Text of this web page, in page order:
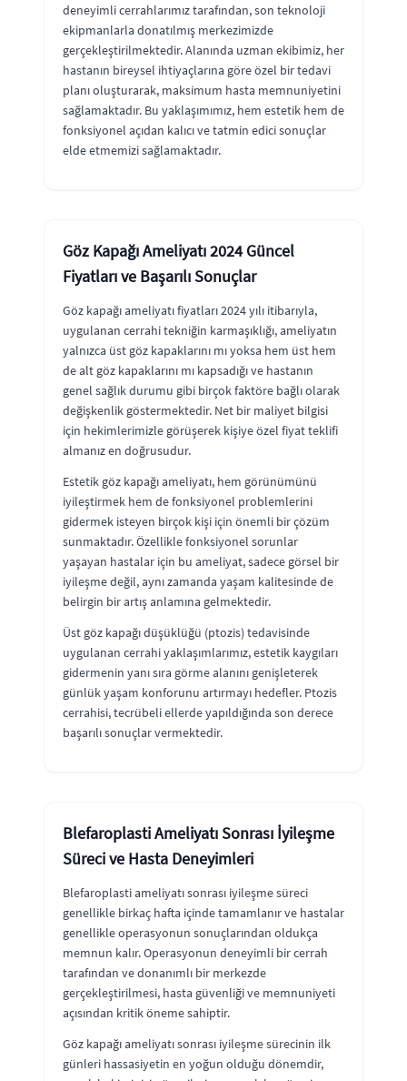
deneyimli cerrahlarımız tarafından, son teknoloji
ekipmanlarla donatılmış merkezimizde
gerçekleştirilmektedir. Alanında uzman ekibimiz, her
hastanın bireysel ihtiyaçlarına göre özel bir tedavi
planı oluşturarak, maksimum hasta memnuniyetini
sağlamaktadır. Bu yaklaşımımız, hem estetik hem de
fonksiyonel açıdan kalıcı ve tatmin edici sonuçlar
elde etmemizi sağlamaktadır.
Göz Kapağı Ameliyatı 2024 Güncel
Fiyatları ve Başarılı Sonuçlar
Göz kapağı ameliyatı fiyatları 2024 yılı itibarıyla,
uygulanan cerrahi tekniğin karmaşıklığı, ameliyatın
yalnızca üst göz kapaklarını mı yoksa hem üst hem
de alt göz kapaklarını mı kapsadığı ve hastanın
genel sağlık durumu gibi birçok faktöre bağlı olarak
değişkenlik göstermektedir. Net bir maliyet bilgisi
için hekimlerimizle görüşerek kişiye özel fiyat teklifi
almanız en doğrusudur.
Estetik göz kapağı ameliyatı, hem görünümünü
iyileştirmek hem de fonksiyonel problemlerini
gidermek isteyen birçok kişi için önemli bir çözüm
sunmaktadır. Özellikle fonksiyonel sorunlar
yaşayan hastalar için bu ameliyat, sadece görsel bir
iyileşme değil, aynı zamanda yaşam kalitesinde de
belirgin bir artış anlamına gelmektedir.
Üst göz kapağı düşüklüğü (ptozis) tedavisinde
uygulanan cerrahi yaklaşımlarımız, estetik kaygıları
gidermenin yanı sıra görme alanını genişleterek
günlük yaşam konforunu artırmayı hedefler. Ptozis
cerrahisi, tecrübeli ellerde yapıldığında son derece
başarılı sonuçlar vermektedir.
Blefaroplasti Ameliyatı Sonrası İyileşme
Süreci ve Hasta Deneyimleri
Blefaroplasti ameliyatı sonrası iyileşme süreci
genellikle birkaç hafta içinde tamamlanır ve hastalar
genellikle operasyonun sonuçlarından oldukça
memnun kalır. Operasyonun deneyimli bir cerrah
tarafından ve donanımlı bir merkezde
gerçekleştirilmesi, hasta güvenliği ve memnuniyeti
açısından kritik öneme sahiptir.
Göz kapağı ameliyatı sonrası iyileşme sürecinin ilk
günleri hassasiyetin en yoğun olduğu dönemdir,